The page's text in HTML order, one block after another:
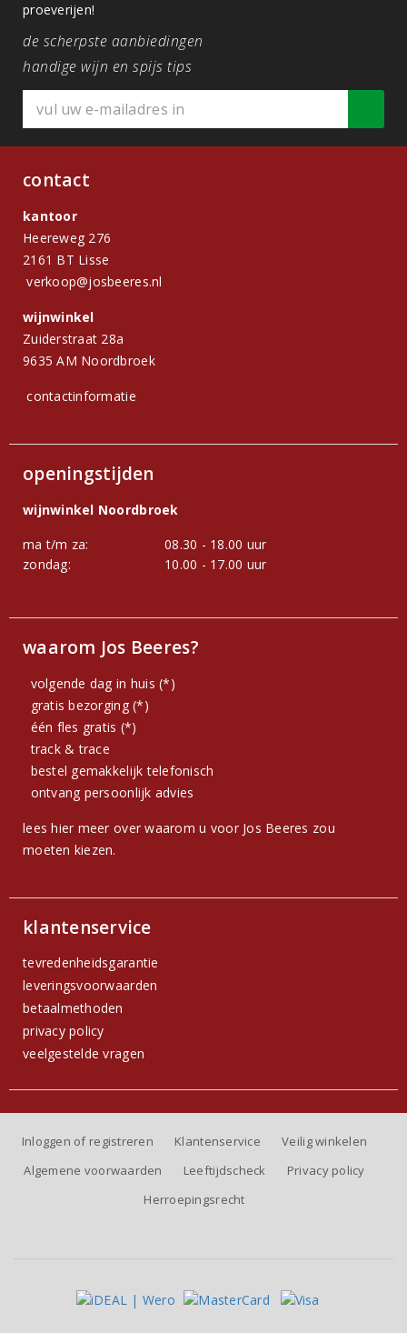
proeverijen!
de scherpste aanbiedingen
handige wijn en spijs tips
contact
kantoor
Heereweg 276
2161 BT Lisse
verkoop@josbeeres.nl
wijnwinkel
Zuiderstraat 28a
9635 AM Noordbroek
contactinformatie
openingstijden
wijnwinkel Noordbroek
ma t/m za:
08.30 - 18.00 uur
zondag:
10.00 - 17.00 uur
waarom Jos Beeres?
volgende dag in huis (*)
gratis bezorging (*)
één fles gratis (*)
track & trace
bestel gemakkelijk telefonisch
ontvang persoonlijk advies
lees hier meer over waarom u voor Jos Beeres zou
moeten kiezen.
klantenservice
tevredenheidsgarantie
leveringsvoorwaarden
betaalmethoden
privacy policy
veelgestelde vragen
Inloggen of registreren Klantenservice
Veilig winkelen
Algemene voorwaarden
Leeftijdscheck
Privacy policy
Herroepingsrecht